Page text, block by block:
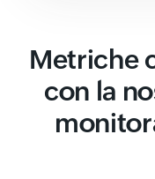
Metriche
con la